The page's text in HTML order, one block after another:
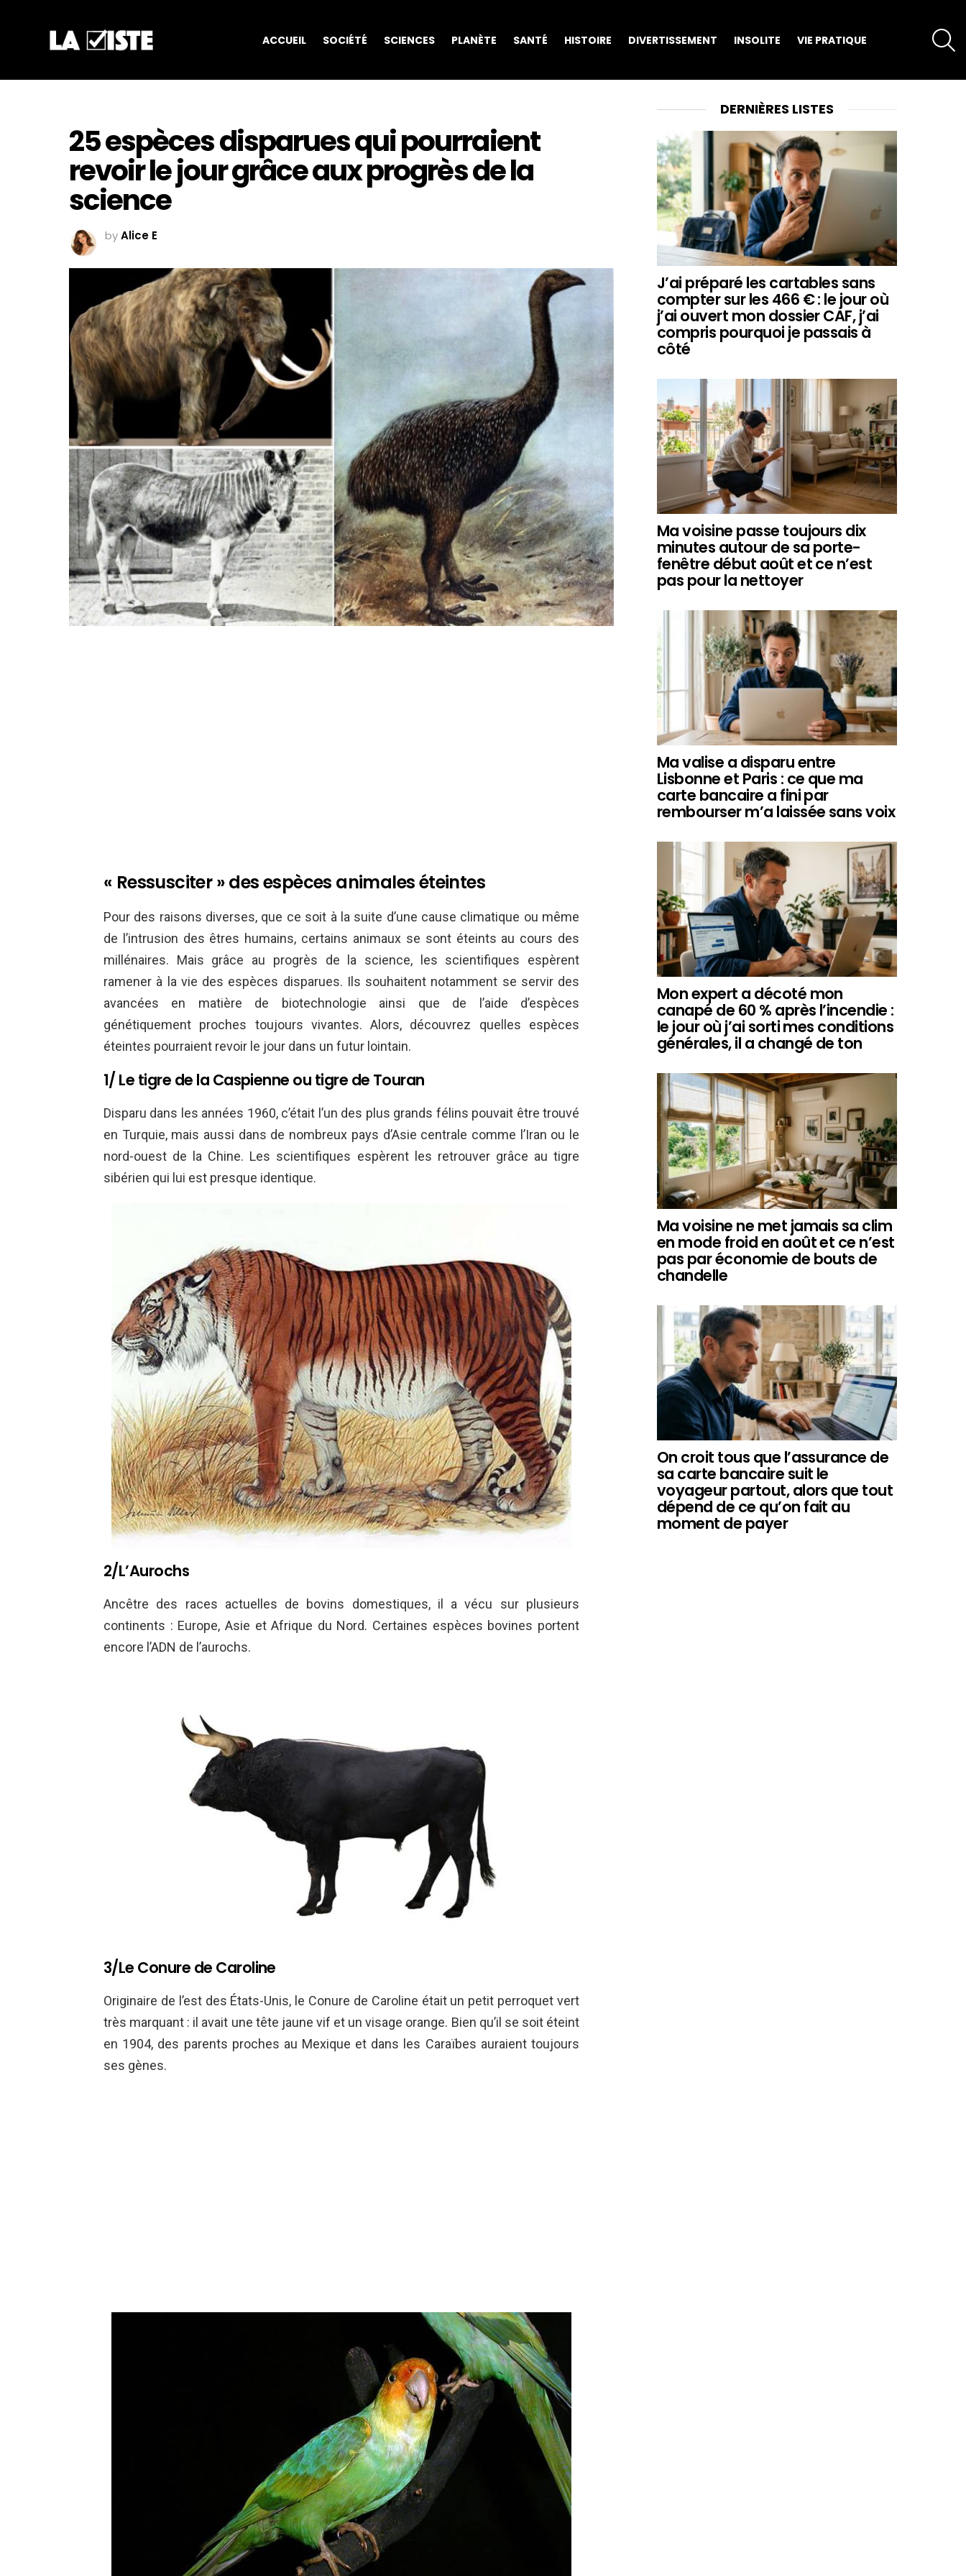
ACCUEIL SOCIÉTÉ SCIENCES PLANÈTE SANTÉ HISTOIRE DIVERTISSEMENT INSOLITE VIE PRATIQUE
25 espèces disparues qui pourraient
revoir le jour grâce aux progrès de la
science
byAlice E
« Ressusciter » des espèces animales éteintes
Pour des raisons diverses, que ce soit à la suite d’une cause climatique ou même
de l’intrusion des êtres humains, certains animaux se sont éteints au cours des
millénaires. Mais grâce au progrès de la science, les scientifiques espèrent
ramener à la vie des espèces disparues. Ils souhaitent notamment se servir des
avancées en matière de biotechnologie ainsi que de l’aide d’espèces
génétiquement proches toujours vivantes. Alors, découvrez quelles espèces
éteintes pourraient revoir le jour dans un futur lointain.
1/ Le tigre de la Caspienne ou tigre de Touran
Disparu dans les années 1960, c’était l’un des plus grands félins pouvait être trouvé
en Turquie, mais aussi dans de nombreux pays d’Asie centrale comme l’Iran ou le
nord-ouest de la Chine. Les scientifiques espèrent les retrouver grâce au tigre
sibérien qui lui est presque identique.
2/L’Aurochs
Ancêtre des races actuelles de bovins domestiques, il a vécu sur plusieurs
continents : Europe, Asie et Afrique du Nord. Certaines espèces bovines portent
encore l’ADN de l’aurochs.
3/Le Conure de Caroline
Originaire de l’est des États-Unis, le Conure de Caroline était un petit perroquet vert
très marquant : il avait une tête jaune vif et un visage orange. Bien qu’il se soit éteint
en 1904, des parents proches au Mexique et dans les Caraïbes auraient toujours
ses gènes.
DERNIÈRES LISTES
J’ai préparé les cartables sans
compter sur les 466 € : le jour où
j’ai ouvert mon dossier CAF, j’ai
compris pourquoi je passais à
côté
Ma voisine passe toujours dix
minutes autour de sa porte-
fenêtre début août et ce n’est
pas pour la nettoyer
Ma valise a disparu entre
Lisbonne et Paris : ce que ma
carte bancaire a fini par
rembourser m’a laissée sans voix
Mon expert a décoté mon
canapé de 60 % après l’incendie :
le jour où j’ai sorti mes conditions
générales, il a changé de ton
Ma voisine ne met jamais sa clim
en mode froid en août et ce n’est
pas par économie de bouts de
chandelle
On croit tous que l’assurance de
sa carte bancaire suit le
voyageur partout, alors que tout
dépend de ce qu’on fait au
moment de payer